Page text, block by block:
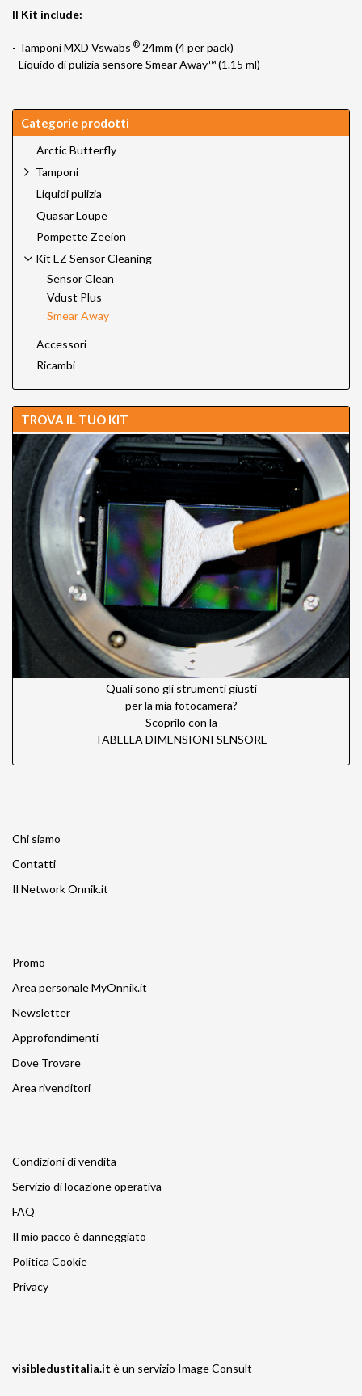
Il Kit include:
- Tamponi MXD Vswabs ® 24mm (4 per pack)
- Liquido di pulizia sensore Smear Away™ (1.15 ml)
Categorie prodotti
Arctic Butterfly
Tamponi
Liquidi pulizia
Quasar Loupe
Pompette Zeeion
Kit EZ Sensor Cleaning
Sensor Clean
Vdust Plus
Smear Away
Accessori
Ricambi
TROVA IL TUO KIT
Quali sono gli strumenti giusti
per la mia fotocamera?
Scoprilo con la
TABELLA DIMENSIONI SENSORE
Chi siamo
Contatti
Il Network Onnik.it
Promo
Area personale MyOnnik.it
Newsletter
Approfondimenti
Dove Trovare
Area rivenditori
Condizioni di vendita
Servizio di locazione operativa
FAQ
Il mio pacco è danneggiato
Politica Cookie
Privacy
visibledustitalia.it è un servizio Image Consult